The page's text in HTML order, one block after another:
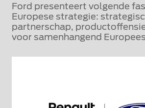
Ford presenteert volgende
Europese strategie:
partnerschap,
voor samenhangend